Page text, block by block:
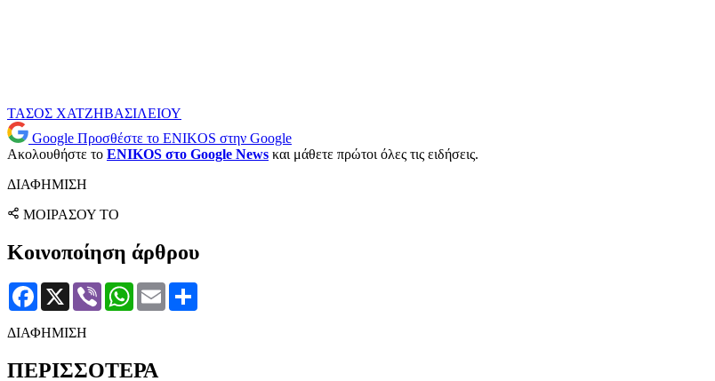
ΤΑΣΟΣ ΧΑΤΖΗΒΑΣΙΛΕΙΟΥ
Google Προσθέστε το ENIKOS στην Google
Ακολουθήστε το ENIKOS στο Google News και μάθετε πρώτοι όλες τις ειδήσεις.
ΔΙΑΦΗΜΙΣΗ
ΜΟΙΡΑΣΟΥ ΤΟ
Κοινοποίηση άρθρου
Facebook
X Viber WhatsApp
Email
ΔΙΑΦΗΜΙΣΗ
ΠΕΡΙΣΣΟΤΕΡΑ